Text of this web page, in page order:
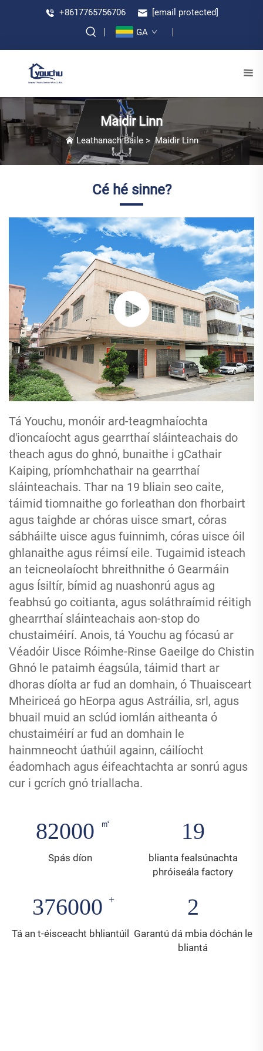
+8617765756706
[email protected]
GA
Maidir Linn
Leathanach Baile>Maidir Linn
Cé hé sinne?
Tá Youchu, monóir ard-teagmhaíochta
d'ioncaíocht agus gearrthaí sláinteachais do
theach agus do ghnó, bunaithe i gCathair
Kaiping, príomhchathair na gearrthaí
sláinteachais. Thar na 19 bliain seo caite,
táimid tiomnaithe go forleathan don fhorbairt
agus taighde ar chóras uisce smart, córas
sábháilte uisce agus fuinnimh, córas uisce óil
ghlanaithe agus réimsí eile. Tugaimid isteach
an teicneolaíocht bhreithnithe ó Gearmáin
agus Ísiltír, bímid ag nuashonrú agus ag
feabhsú go coitianta, agus soláthraímid réitigh
ghearrthaí sláinteachais aon-stop do
chustaiméirí. Anois, tá Youchu ag fócasú ar
Véadóir Uisce Róimhe-Rinse Gaeilge do Chistin
Ghnó le pataimh éagsúla, táimid thart ar
dhoras díolta ar fud an domhain, ó Thuaisceart
Mheiriceá go hEorpa agus Astráilia, srl, agus
bhuail muid an sclúd iomlán aitheanta ó
chustaiméirí ar fud an domhain le
hainmneocht úathúil againn, cáilíocht
éadomhach agus éifeachtachta ar sonrú agus
cur i gcrích gnó triallacha.
82000
Spás díon
19
blianta fealsúnachta
phróiseála factory
376000
Tá an t-éisceacht bhliantúil
2
Garantú dá mbia dóchán le
bliantá